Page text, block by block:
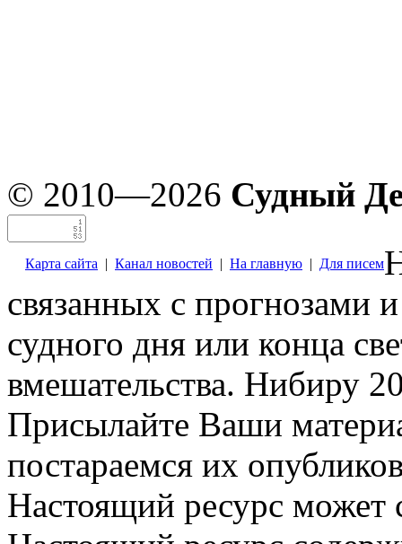
© 2010—2026 Судный
Карта сайта | Канал новостей | На главную | Для писем
связанных с прогнозами
судного дня или конца
вмешательства. Нибиру
Присылайте Ваши
постараемся их
Настоящий ресурс может